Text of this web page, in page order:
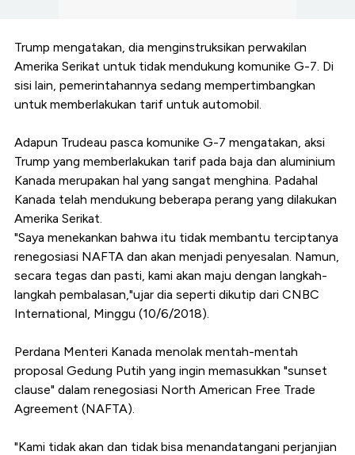
Trump mengatakan, dia menginstruksikan perwakilan
Amerika Serikat untuk tidak mendukung komunike G-7. Di
sisi lain, pemerintahannya sedang mempertimbangkan
untuk memberlakukan tarif untuk automobil.
Adapun Trudeau pasca komunike G-7 mengatakan, aksi
Trump yang memberlakukan tarif pada baja dan aluminium
Kanada merupakan hal yang sangat menghina. Padahal
Kanada telah mendukung beberapa perang yang dilakukan
Amerika Serikat.
"Saya menekankan bahwa itu tidak membantu terciptanya
renegosiasi NAFTA dan akan menjadi penyesalan. Namun,
secara tegas dan pasti, kami akan maju dengan langkah-
langkah pembalasan,"ujar dia seperti dikutip dari CNBC
International, Minggu (10/6/2018).
Perdana Menteri Kanada menolak mentah-mentah
proposal Gedung Putih yang ingin memasukkan "sunset
clause" dalam renegosiasi North American Free Trade
Agreement (NAFTA).
"Kami tidak akan dan tidak bisa menandatangani perjanjian